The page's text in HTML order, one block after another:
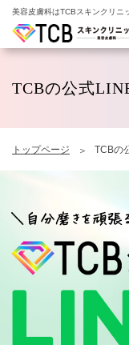
美容皮膚科はTCBスキンクリニ
TCBの公式
トップページ TCBの